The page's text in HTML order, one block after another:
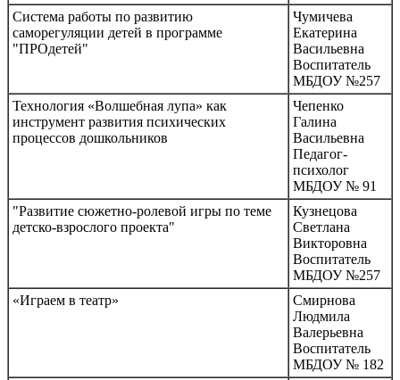
Система работы по развитию
саморегуляции детей в программе
"ПРОдетей"
Чумичева
Екатерина
Васильевна
Воспитатель
МБДОУ №257
Технология «Волшебная лупа» как
инструмент развития психических
процессов дошкольников
Чепенко
Галина
Васильевна
Педагог-
психолог
МБДОУ № 91
"Развитие сюжетно-ролевой игры по теме
детско-взрослого проекта"
Кузнецова
Светлана
Викторовна
Воспитатель
МБДОУ №257
«Играем в театр»
Смирнова
Людмила
Валерьевна
Воспитатель
МБДОУ № 182